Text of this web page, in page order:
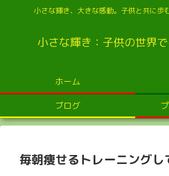
小さな輝き、大きな感動。子供と共に歩
小さな輝き：子供の世界
ホーム
ブログ
毎朝痩せるトレーニングし